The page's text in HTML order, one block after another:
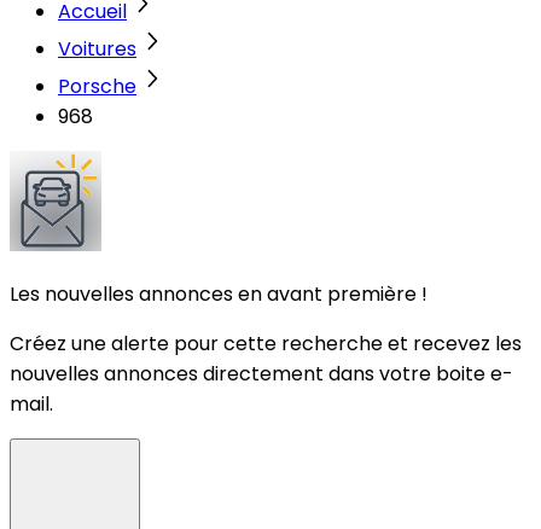
Accueil
Voitures
Porsche
968
Les nouvelles annonces en avant première !
Créez une alerte pour cette recherche et recevez les
nouvelles annonces directement dans votre boite e-
mail.